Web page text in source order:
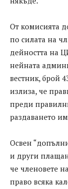
От комисията
по силата на
дейността на
нейната
вестник, брой
излиза, че
преди
раздаването
Освен
и други
че членовете
право всяка